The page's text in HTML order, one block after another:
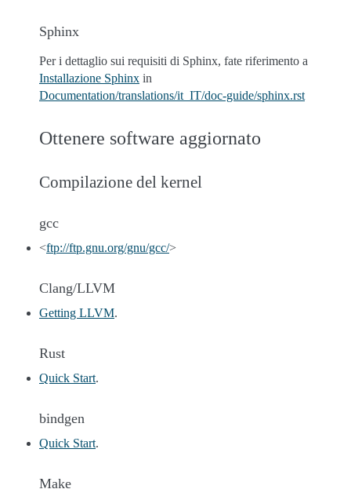
Sphinx
Per i dettaglio sui requisiti di Sphinx, fate riferimento a
Installazione Sphinx in
Documentation/translations/it_IT/doc-guide/sphinx.rst
Ottenere software aggiornato
Compilazione del kernel
gcc
<ftp://ftp.gnu.org/gnu/gcc/>
Clang/LLVM
Getting LLVM.
Rust
Quick Start.
bindgen
Quick Start.
Make